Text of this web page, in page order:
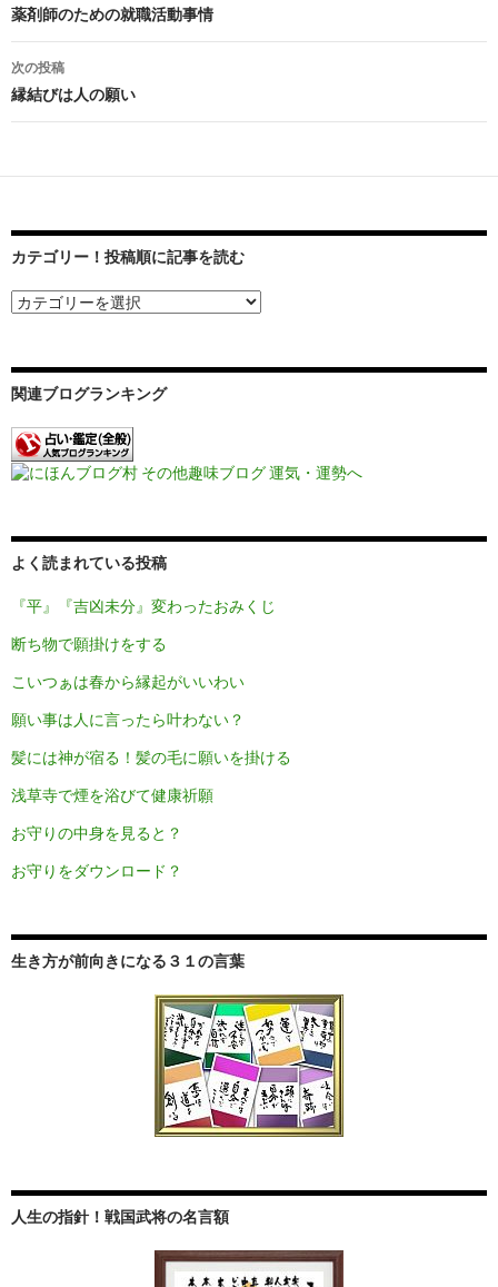
投
稿
ナ
ゲ
シ
ョ
薬剤師のための就職活動事情
次の投稿
縁結びは人の願い
カテゴリー！投稿順に記事を読む
関連ブログランキング
よく読まれている投稿
『平』『吉凶未分』変わったおみくじ
断ち物で願掛けをする
こいつぁは春から縁起がいいわい
願い事は人に言ったら叶わない？
髪には神が宿る！髪の毛に願いを掛ける
浅草寺で煙を浴びて健康祈願
お守りの中身を見ると？
お守りをダウンロード？
生き方が前向きになる３１の言葉
人生の指針！戦国武将の名言額